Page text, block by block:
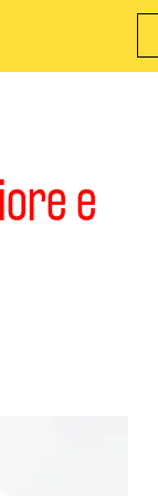
e